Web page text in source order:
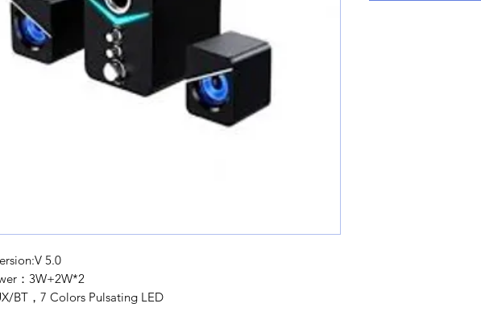
version:V 5.0
Power：3W+2W*2
BT，7 Colors Pulsating LED